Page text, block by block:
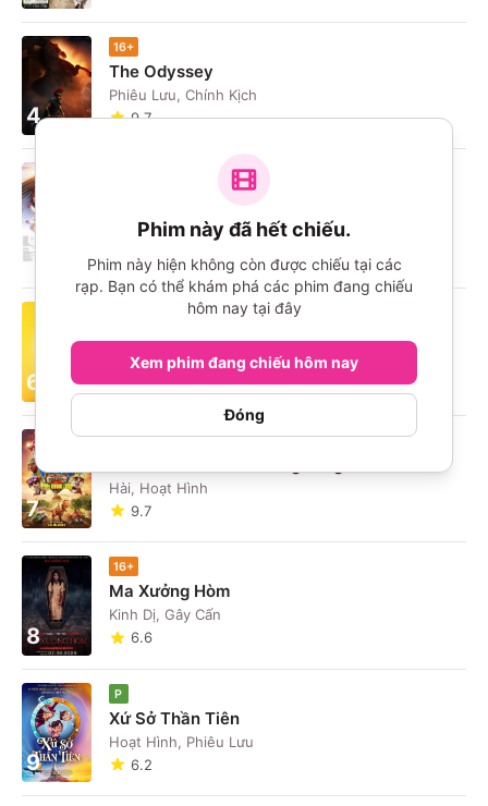
4
16+
The Odyssey
Phiêu Lưu, Chính Kịch
9.7
5
Umamusume: Pretty Derby - Khởi Đầu Kỷ
Nguyên Mới
Hài, Hoạt Hình
9.8
6
Minions & Quái Vật
Hài, Hoạt Hình
9.2
7
P
Hài, Hoạt Hình
9.7
8
16+
Ma Xưởng Hòm
Kinh Dị, Gây Cấn
6.6
9
P
Xứ Sở Thần Tiên
Hoạt Hình, Phiêu Lưu
6.2
Phim này đã hết chiếu.
Phim này hiện không còn được chiếu tại các
rạp. Bạn có thể khám phá các phim đang chiếu
hôm nay tại đây
Xem phim đang chiếu hôm nay
Đóng